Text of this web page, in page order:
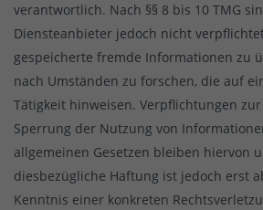
verantwortlich. Nach §§ 8 bis 10 TMG
Diensteanbieter jedoch nicht
gespeicherte fremde Informationen zu
nach Umständen zu forschen, die auf
Tätigkeit hinweisen. Verpflichtungen
Sperrung der Nutzung von
allgemeinen Gesetzen bleiben hiervon
diesbezügliche Haftung ist jedoch erst
Kenntnis einer konkreten